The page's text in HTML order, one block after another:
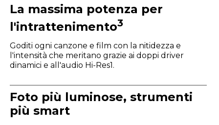
La massima potenza per
l'intrattenimento3
Goditi ogni canzone e film con la nitidezza e
l'intensità che meritano grazie ai doppi driver
dinamici e all'audio Hi-Res1.
Foto più luminose, strumenti
più smart